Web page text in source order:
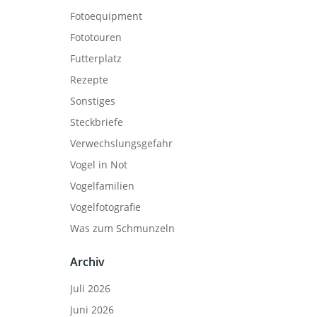
Fotoequipment
Fototouren
Futterplatz
Rezepte
Sonstiges
Steckbriefe
Verwechslungsgefahr
Vogel in Not
Vogelfamilien
Vogelfotografie
Was zum Schmunzeln
Archiv
Juli 2026
Juni 2026